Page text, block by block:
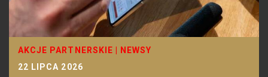
AKCJE PARTNERSKIE
NEWSY
22 LIPCA 2026